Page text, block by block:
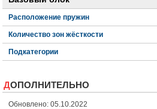
Расположение пружин
Количество зон жёсткости
Подкатегории
ДОПОЛНИТЕЛЬНО
Обновлено: 05.10.2022